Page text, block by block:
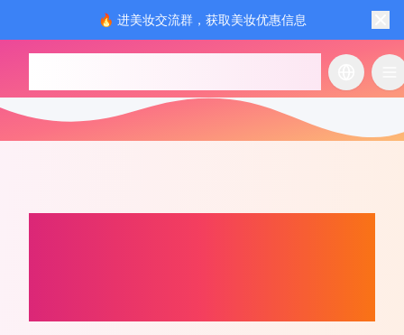
🔥 进美妆交流群，获取美妆优惠信息
切换语言